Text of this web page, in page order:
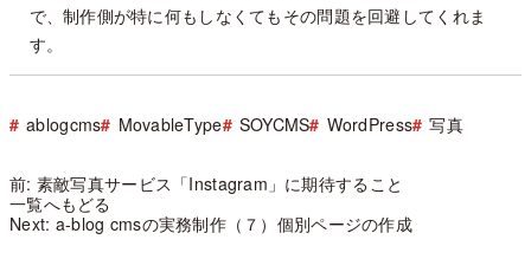
で、制作側が特に何もしなくてもその問題を回避してくれま
す。
ablogcms MovableType SOYCMS WordPress 写真
前: 素敵写真サービス「Instagram」に期待すること
一覧へもどる
Next: a-blog cmsの実務制作（７）個別ページの作成